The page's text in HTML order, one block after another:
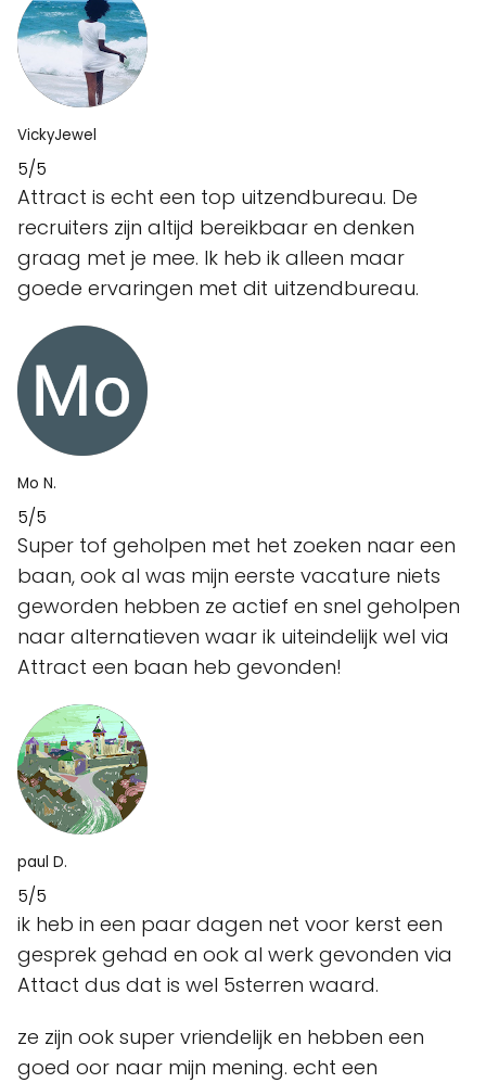
VickyJewel
5/5
Attract is echt een top uitzendbureau. De
recruiters zijn altijd bereikbaar en denken
graag met je mee. Ik heb ik alleen maar
goede ervaringen met dit uitzendbureau.
Mo N.
5/5
Super tof geholpen met het zoeken naar een
baan, ook al was mijn eerste vacature niets
geworden hebben ze actief en snel geholpen
naar alternatieven waar ik uiteindelijk wel via
Attract een baan heb gevonden!
paul D.
5/5
ik heb in een paar dagen net voor kerst een
gesprek gehad en ook al werk gevonden via
Attact dus dat is wel 5sterren waard.
ze zijn ook super vriendelijk en hebben een
goed oor naar mijn mening. echt een